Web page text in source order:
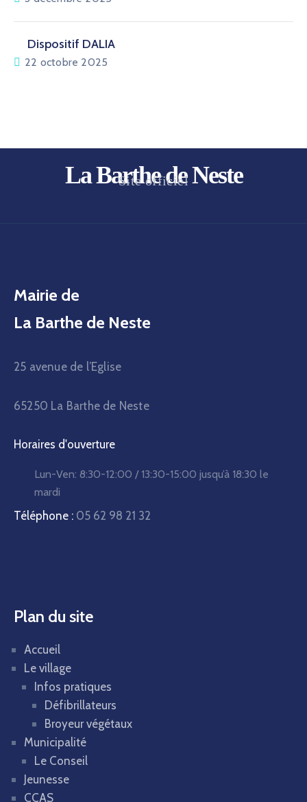
Dispositif DALIA
22 octobre 2025
La Barthe de Neste
Site officiel
Mairie de
La Barthe de Neste
25 avenue de l’Eglise
65250 La Barthe de Neste
Horaires d'ouverture
Lun-Ven: 8:30-12:00 / 13:30-15:00 jusqu’à 18:30 le
mardi
Téléphone : 05 62 98 21 32
Plan du site
Accueil
Le village
Infos pratiques
Défibrillateurs
Broyeur végétaux
Municipalité
Le Conseil
Jeunesse
CCAS